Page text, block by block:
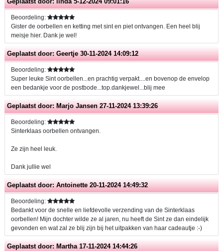
Beoordeling:
Gister de oorbellen en ketting met sint en piet ontvangen. Een heel blij
meisje hier. Dank je wel!
Geplaatst door:Geertje 30-11-2024 14:09:12
Beoordeling:
Super leuke Sint oorbellen...en prachtig verpakt....en bovenop de envelop
een bedankje voor de postbode...top.dankjewel...blij mee
Geplaatst door:Marjo Jansen 27-11-2024 13:39:26
Beoordeling:
Sinterklaas oorbellen ontvangen.
Ze zijn heel leuk.
Dank jullie wel
Geplaatst door:Antoinette20-11-2024 14:49:32
Beoordeling:
Bedankt voor de snelle en liefdevolle verzending van de Sinterklaas
oorbellen! Mijn dochter wilde ze al jaren, nu heeft de Sint ze dan eindelijk
gevonden en wat zal ze blij zijn bij het uitpakken van haar cadeautje :-)
Geplaatst door:Martha 17-11-2024 14:44:26